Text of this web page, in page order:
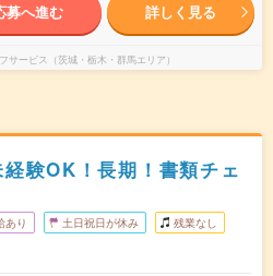
募へ進む 詳しく見る
サービス（茨城・栃木・群馬エリア）
経験OK！長期！書類チェ
あり 土日祝日が休み 残業なし